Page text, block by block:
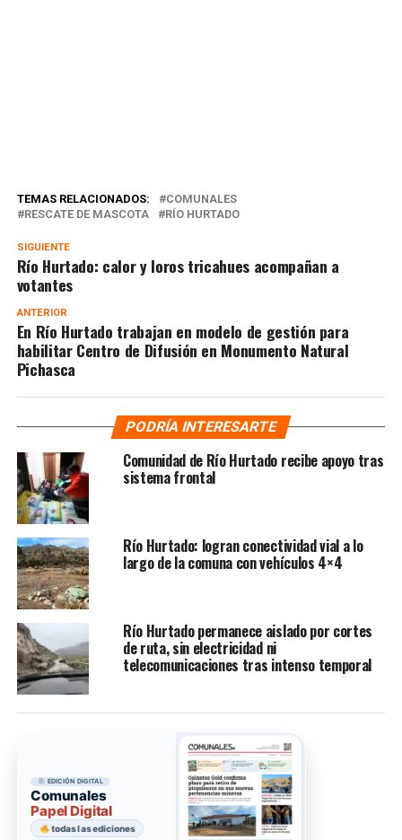
TEMAS RELACIONADOS:
COMUNALES
RESCATE DE MASCOTA
RÍO HURTADO
SIGUIENTE
Río Hurtado: calor y loros tricahues acompañan a
votantes
ANTERIOR
En Río Hurtado trabajan en modelo de gestión para
habilitar Centro de Difusión en Monumento Natural
Pichasca
PODRÍA INTERESARTE
Comunidad de Río Hurtado recibe apoyo tras
sistema frontal
Río Hurtado: logran conectividad vial a lo
largo de la comuna con vehículos 4×4
Río Hurtado permanece aislado por cortes
de ruta, sin electricidad ni
telecomunicaciones tras intenso temporal
EDICIÓN DIGITAL
Comunales
Papel Digital
todas las ediciones